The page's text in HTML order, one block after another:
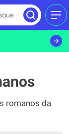
romanos da